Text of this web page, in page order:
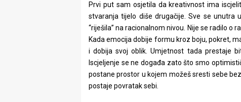
Prvi put sam osjetila da kreativnost ima
stvaranja tijelo diše drugačije. Sve se
“riješila” na racionalnom nivou. Nije se radilo o
Kada emocija dobije formu kroz boju, pokret,
i dobija svoj oblik. Umjetnost tada prestaje
Iscjeljenje se ne događa zato što smo
postane prostor u kojem možeš sresti sebe
postaje povratak sebi.